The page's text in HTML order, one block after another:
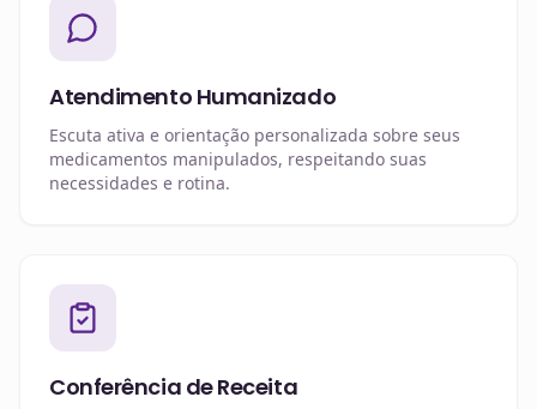
Atendimento Humanizado
Escuta ativa e orientação personalizada sobre seus
medicamentos manipulados, respeitando suas
necessidades e rotina.
Conferência de Receita